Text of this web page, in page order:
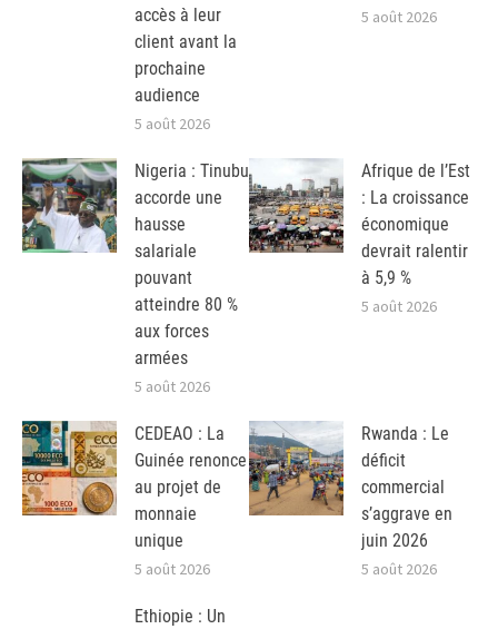
accès à leur
client avant la
prochaine
audience
5 août 2026
5 août 2026
Nigeria : Tinubu
accorde une
hausse
salariale
pouvant
atteindre 80 %
aux forces
armées
5 août 2026
Afrique de l’Est
: La croissance
économique
devrait ralentir
à 5,9 %
5 août 2026
CEDEAO : La
Guinée renonce
au projet de
monnaie
unique
5 août 2026
Rwanda : Le
déficit
commercial
s’aggrave en
juin 2026
5 août 2026
Ethiopie : Un